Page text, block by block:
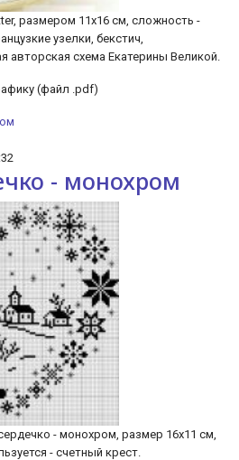
размером 11х16 см, сложность -
узелки, бекстич,
авторская схема Екатерины Великой.
(файл .pdf)
- монохром
- монохром, размер 16х11 см,
- счетный крест.